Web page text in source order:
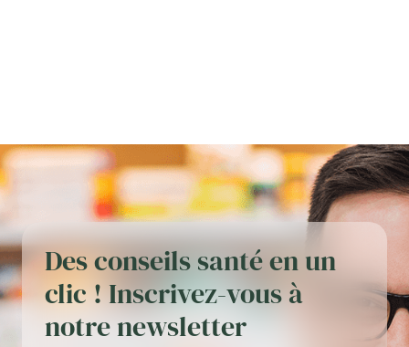
Des conseils santé en un
clic ! Inscrivez-vous à
notre newsletter